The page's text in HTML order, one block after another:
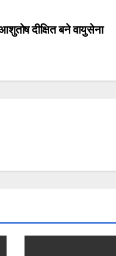
दीक्षित बने वायुसेना